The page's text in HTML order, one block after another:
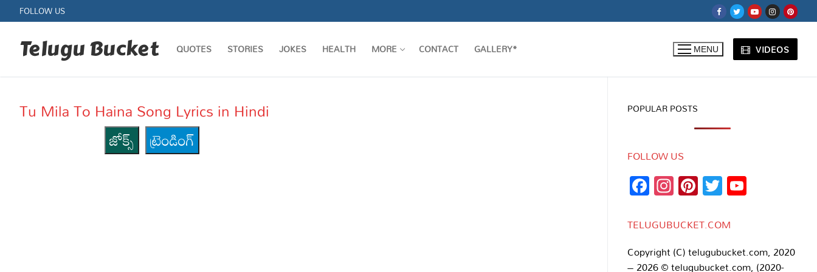
to
content
FOLLOW US
Telugu Bucket QUOTES STORIES JOKES HEALTH MORE CONTACT GALLERY* MENU VIDEOS
Tu Mila To Haina Song Lyrics in Hindi
జోక్స్
ట్రెండింగ్
POPULAR POSTS
FOLLOW US
Facebook
Instagram
Pinterest
Twitter
TELUGUBUCKET.COM
Copyright (C) telugubucket.com, 2020
– 2026 © telugubucket.com, (2020-